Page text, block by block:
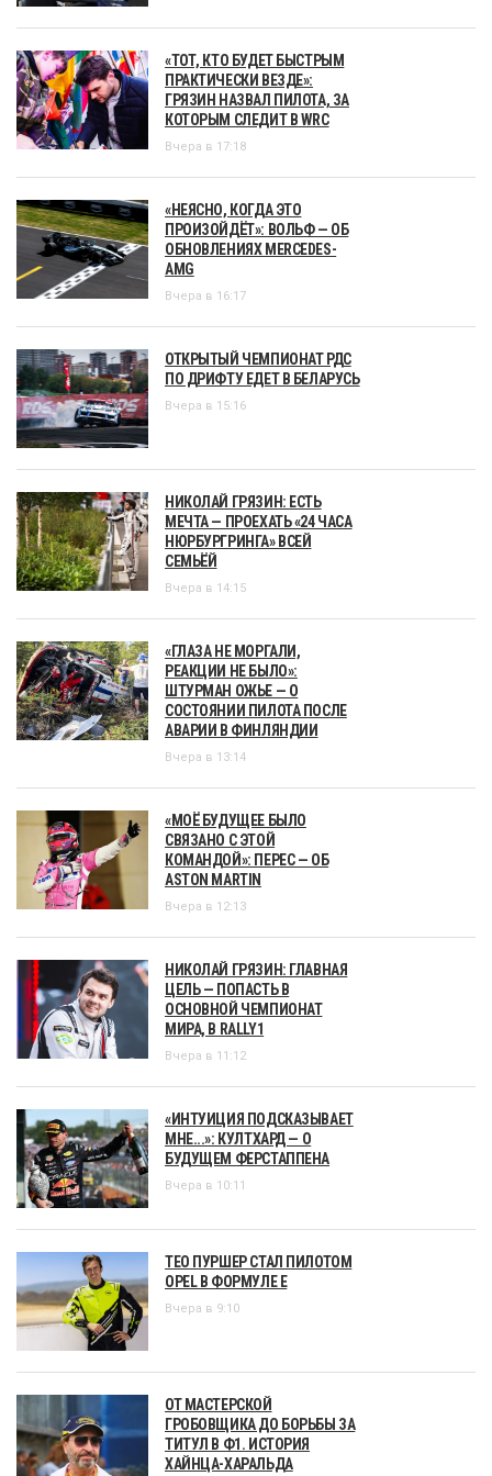
«ТОТ, КТО БУДЕТ БЫСТРЫМ
ПРАКТИЧЕСКИ ВЕЗДЕ»:
ГРЯЗИН НАЗВАЛ ПИЛОТА, ЗА
КОТОРЫМ СЛЕДИТ В WRC
Вчера в 17:18
«НЕЯСНО, КОГДА ЭТО
ПРОИЗОЙДЁТ»: ВОЛЬФ — ОБ
ОБНОВЛЕНИЯХ MERCEDES-
AMG
Вчера в 16:17
ОТКРЫТЫЙ ЧЕМПИОНАТ РДС
ПО ДРИФТУ ЕДЕТ В БЕЛАРУСЬ
Вчера в 15:16
НИКОЛАЙ ГРЯЗИН: ЕСТЬ
МЕЧТА — ПРОЕХАТЬ «24 ЧАСА
НЮРБУРГРИНГА» ВСЕЙ
СЕМЬЁЙ
Вчера в 14:15
«ГЛАЗА НЕ МОРГАЛИ,
РЕАКЦИИ НЕ БЫЛО»:
ШТУРМАН ОЖЬЕ — О
СОСТОЯНИИ ПИЛОТА ПОСЛЕ
АВАРИИ В ФИНЛЯНДИИ
Вчера в 13:14
«МОЁ БУДУЩЕЕ БЫЛО
СВЯЗАНО С ЭТОЙ
КОМАНДОЙ»: ПЕРЕС — ОБ
ASTON MARTIN
Вчера в 12:13
НИКОЛАЙ ГРЯЗИН: ГЛАВНАЯ
ЦЕЛЬ — ПОПАСТЬ В
ОСНОВНОЙ ЧЕМПИОНАТ
МИРА, В RALLY1
Вчера в 11:12
«ИНТУИЦИЯ ПОДСКАЗЫВАЕТ
МНЕ...»: КУЛТХАРД — О
БУДУЩЕМ ФЕРСТАППЕНА
Вчера в 10:11
ТЕО ПУРШЕР СТАЛ ПИЛОТОМ
OPEL В ФОРМУЛЕ Е
Вчера в 9:10
ОТ МАСТЕРСКОЙ
ГРОБОВЩИКА ДО БОРЬБЫ ЗА
ТИТУЛ В Ф1. ИСТОРИЯ
ХАЙНЦА-ХАРАЛЬДА